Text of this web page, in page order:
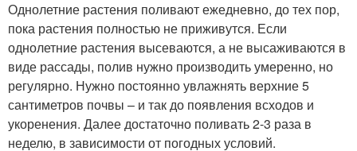
Однолетние растения поливают ежедневно, до тех пор,
пока растения полностью не приживутся. Если
однолетние растения высеваются, а не высаживаются в
виде рассады, полив нужно производить умеренно, но
регулярно. Нужно постоянно увлажнять верхние 5
сантиметров почвы – и так до появления всходов и
укоренения. Далее достаточно поливать 2-3 раза в
неделю, в зависимости от погодных условий.